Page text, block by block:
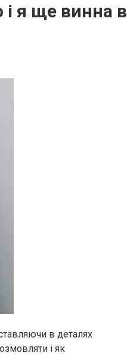
і я ще винна в
в деталях
і як